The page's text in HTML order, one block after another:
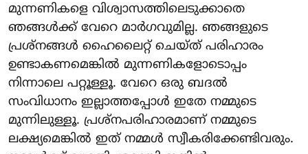
മുന്നണികളെ വിശ്വാസത്തിലെടുക്കാതെ
ഞങ്ങൾക്ക് വേറെ മാർഗവുമില്ല. ഞങ്ങളുടെ
പ്രശ്നങ്ങൾ ഹൈലൈറ്റ് ചെയ്ത് പരിഹാരം
ഉണ്ടാകണമെങ്കിൽ മുന്നണികളോടൊപ്പം
നിന്നാലെ പറ്റൂള്ളൂ. വേറെ ഒരു ബദൽ
സംവിധാനം ഇല്ലാത്തപ്പോൾ ഇതേ നമ്മുടെ
മുന്നിലുള്ളൂ. പ്രശ്നപരിഹാരമാണ് നമ്മുടെ
ലക്ഷ്യമെങ്കിൽ ഇത് നമ്മൾ സ്വീകരിക്കേണ്ടിവരും.